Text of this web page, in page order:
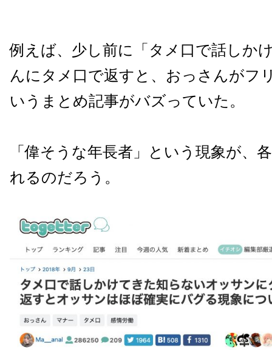
例えば、少し前に「タメ口で話しか
んにタメ口で返すと、おっさんがフ
いうまとめ記事がバズっていた。
「偉そうな年長者」という現象が、
れるのだろう。